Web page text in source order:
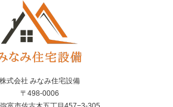
株式会社 みなみ住宅設備
〒498-0006